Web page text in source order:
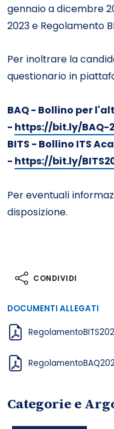
gennaio a dicembre
2023 e Regolamento
Per inoltrare la
questionario in
BAQ - Bollino per
- https://bit.ly/BAQ-
BITS - Bollino ITS
- https://bit.ly/
Per eventuali
disposizione.
CONDIVIDI
DOCUMENTI ALLEGATI
Categorie e